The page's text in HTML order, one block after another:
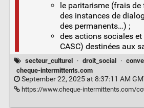
le paritarisme (frais
des instances de
des permanents…) ;
des actions sociales et
CASC) destinées aux
secteur_culturel · droit_social ·
cheque-intermittents.com
September 22, 2025 at 8:37:11 AM
https://www.cheque-intermittents.com/cotisations-